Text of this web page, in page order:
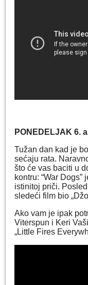
PONEDELJAK 6.
Tužan dan kad je
sećaju rata.
što će vas baciti u
kontru: “War
istinitoj priči.
sledeći film bio
Ako vam je ipak
Viterspun i Keri
„Little Fires